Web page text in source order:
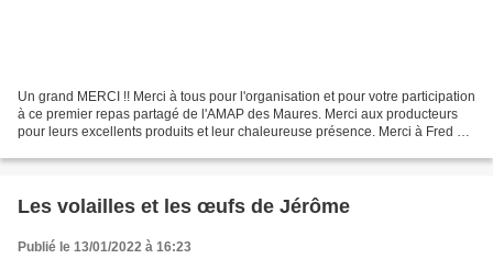
Un grand MERCI !! Merci à tous pour l'organisation et pour votre participation
à ce premier repas partagé de l'AMAP des Maures. Merci aux producteurs
pour leurs excellents produits et leur chaleureuse présence. Merci à Fred et
Les volailles et les œufs de Jérôme
Publié le 13/01/2022 à 16:23